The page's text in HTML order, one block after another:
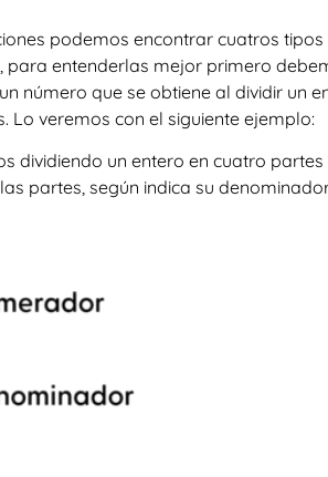
podemos encontrar cuatros
para entenderlas mejor primero
número que se obtiene al dividir un
Lo veremos con el siguiente ejemplo:
dividiendo un entero en cuatro
partes, según indica su